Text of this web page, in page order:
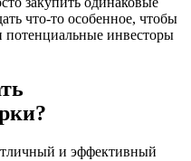
что-то особенное, чтобы
инвесторы
и эффективный